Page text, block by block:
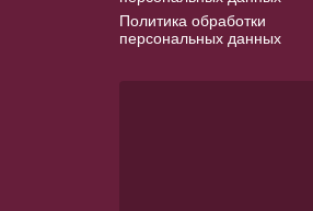
Политика обработки
персональных данных